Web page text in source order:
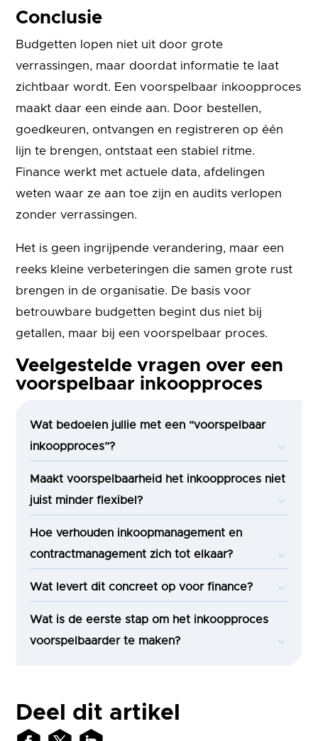
Conclusie
Budgetten lopen niet uit door grote
verrassingen, maar doordat informatie te laat
zichtbaar wordt. Een voorspelbaar inkoopproces
maakt daar een einde aan. Door bestellen,
goedkeuren, ontvangen en registreren op één
lijn te brengen, ontstaat een stabiel ritme.
Finance werkt met actuele data, afdelingen
weten waar ze aan toe zijn en audits verlopen
zonder verrassingen.
Het is geen ingrijpende verandering, maar een
reeks kleine verbeteringen die samen grote rust
brengen in de organisatie. De basis voor
betrouwbare budgetten begint dus niet bij
getallen, maar bij een voorspelbaar proces.
Veelgestelde vragen over een
voorspelbaar inkoopproces
Wat bedoelen jullie met een “voorspelbaar
inkoopproces”?
Maakt voorspelbaarheid het inkoopproces niet
juist minder flexibel?
Hoe verhouden inkoopmanagement en
contractmanagement zich tot elkaar?
Wat levert dit concreet op voor finance?
Wat is de eerste stap om het inkoopproces
voorspelbaarder te maken?
Deel dit artikel